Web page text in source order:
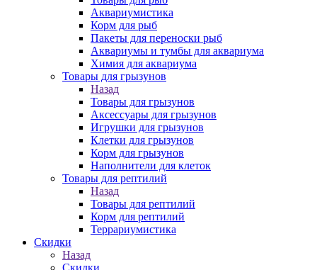
Аквариумистика
Корм для рыб
Пакеты для переноски рыб
Аквариумы и тумбы для аквариума
Химия для аквариума
Товары для грызунов
Назад
Товары для грызунов
Аксессуары для грызунов
Игрушки для грызунов
Клетки для грызунов
Корм для грызунов
Наполнители для клеток
Товары для рептилий
Назад
Товары для рептилий
Корм для рептилий
Террариумистика
Скидки
Назад
Скидки